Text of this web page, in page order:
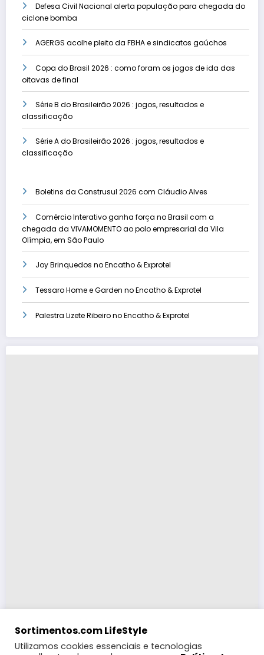
Defesa Civil Nacional alerta população para chegada do
ciclone bomba
AGERGS acolhe pleito da FBHA e sindicatos gaúchos
Copa do Brasil 2026 : como foram os jogos de ida das
oitavas de final
Série B do Brasileirão 2026 : jogos, resultados e
classificação
Série A do Brasileirão 2026 : jogos, resultados e
classificação
Boletins da Construsul 2026 com Cláudio Alves
Comércio Interativo ganha força no Brasil com a
chegada da VIVAMOMENTO ao polo empresarial da Vila
Olímpia, em São Paulo
Joy Brinquedos no Encatho & Exprotel
Tessaro Home e Garden no Encatho & Exprotel
Palestra Lizete Ribeiro no Encatho & Exprotel
Sortimentos.com LifeStyle
Utilizamos cookies essenciais e tecnologias